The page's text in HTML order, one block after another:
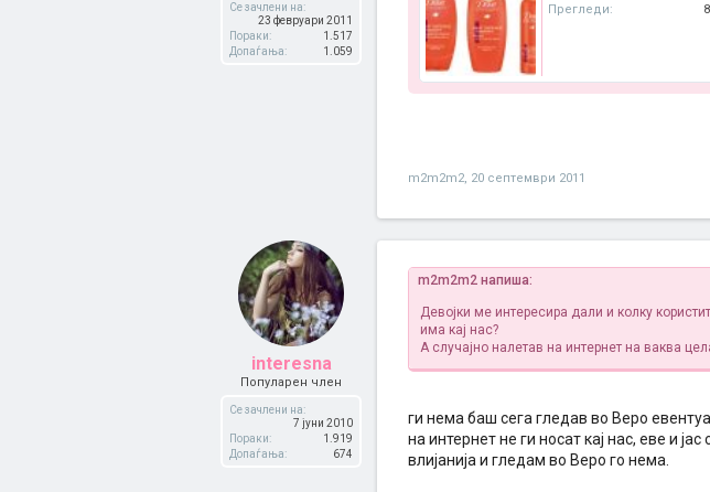
Се зачлени на:
23 февруари 2011
Пораки:
1.517
Допаѓања:
1.059
Прегледи:
m2m2m2, 20 септември 2011
interesna
Популарен член
Се зачлени на:
7 јуни 2010
Пораки:
1.919
Допаѓања:
674
m2m2m2 напиша:
Девојки ме интересира дали и колку
има кај нас?
А случајно налетав на интернет на ваква
ги нема баш сега гледав во Веро
на интернет не ги носат кај нас, еве и
влијанија и гледам во Веро го нема.